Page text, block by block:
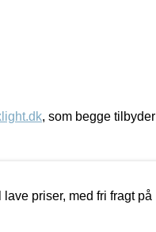
, som begge tilbyder
priser, med fri fragt på